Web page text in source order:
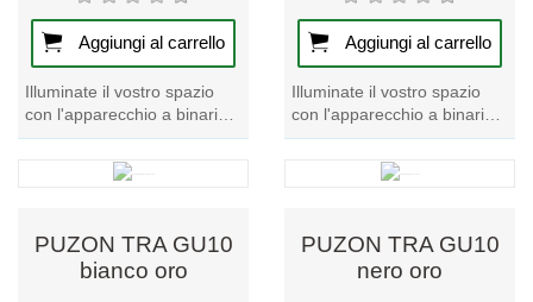
Aggiungi al carrello
Illuminate il vostro spazio
con l'apparecchio a binario
PIANO TRA GU10 argento
nero. Perfetto per
migliorare...
Aggiungi al carrello
Illuminate il vostro spazio
con l'apparecchio a binario
PIANO TRA GU10 oro nero,
un'aggiunta unica alla
PUZON TRA GU10
bianco oro
PUZON TRA GU10
nero oro